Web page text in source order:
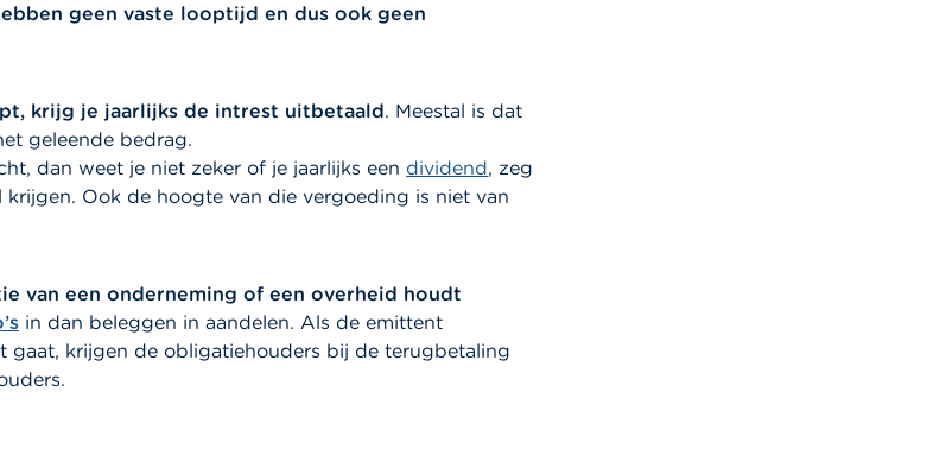
geen vaste looptijd en dus ook geen
krijg je jaarlijks de intrest uitbetaald. Meestal is dat
geleende bedrag.
dan weet je niet zeker of je jaarlijks een dividend, zeg
krijgen. Ook de hoogte van die vergoeding is niet van
van een onderneming of een overheid houdt
in dan beleggen in aandelen. Als de emittent
gaat, krijgen de obligatiehouders bij de terugbetaling